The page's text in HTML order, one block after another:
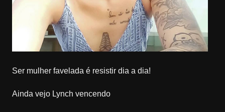
Ser mulher favelada é resistir dia a dia!
Ainda vejo Lynch vencendo